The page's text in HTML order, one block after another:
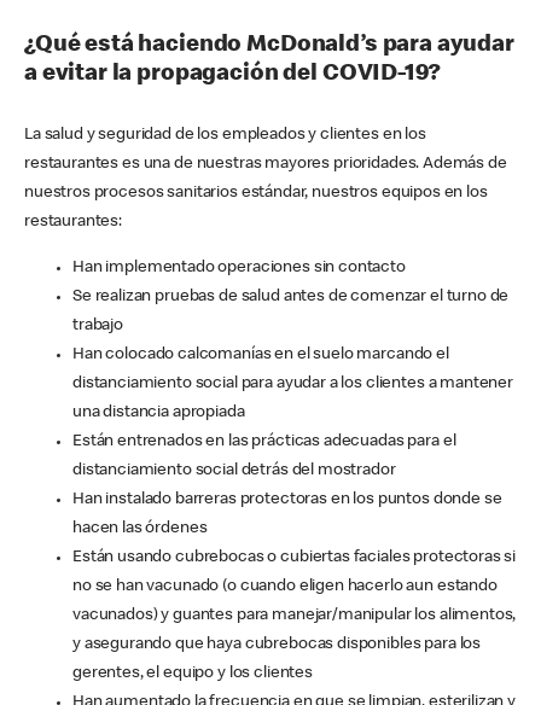
¿Qué está haciendo McDonald’s para ayudar
a evitar la propagación del COVID-19?
La salud y seguridad de los empleados y clientes en los
restaurantes es una de nuestras mayores prioridades. Además de
nuestros procesos sanitarios estándar, nuestros equipos en los
restaurantes:
Han implementado operaciones sin contacto
Se realizan pruebas de salud antes de comenzar el turno de
trabajo
Han colocado calcomanías en el suelo marcando el
distanciamiento social para ayudar a los clientes a mantener
una distancia apropiada
Están entrenados en las prácticas adecuadas para el
distanciamiento social detrás del mostrador
Han instalado barreras protectoras en los puntos donde se
hacen las órdenes
Están usando cubrebocas o cubiertas faciales protectoras si
no se han vacunado (o cuando eligen hacerlo aun estando
vacunados) y guantes para manejar/manipular los alimentos,
y asegurando que haya cubrebocas disponibles para los
gerentes, el equipo y los clientes